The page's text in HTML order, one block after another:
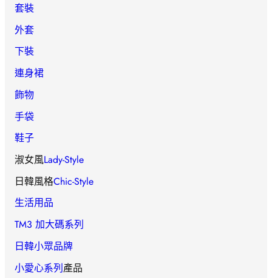
套裝
外套
下裝
連身裙
飾物
手袋
鞋子
淑女風Lady-Style
日韓風格Chic-Style
生活用品
TM3 加大碼系列
日韓小眾品牌
小愛心系列產品